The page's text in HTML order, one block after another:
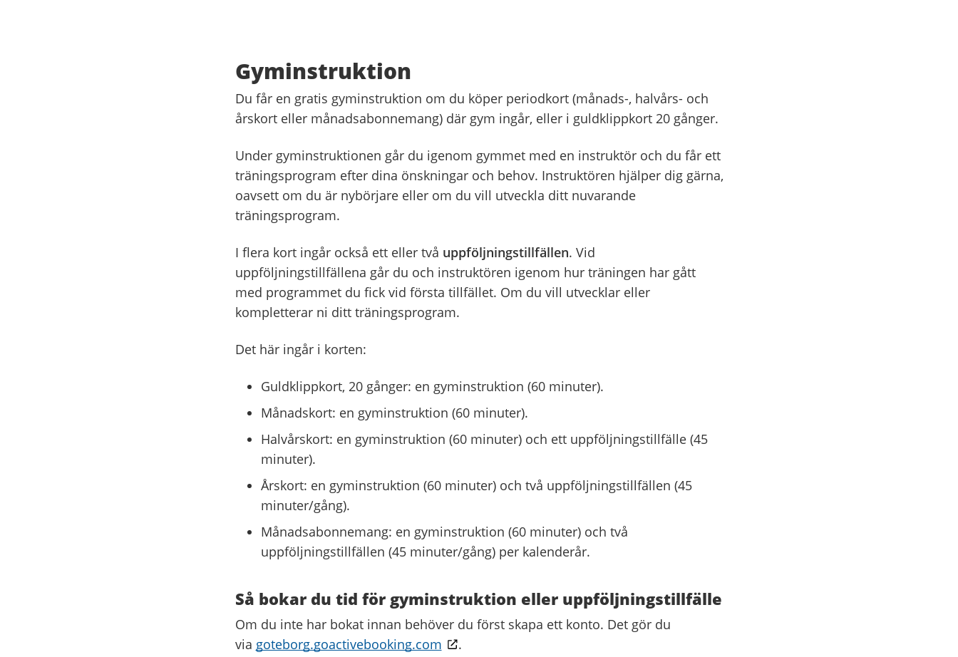
Gyminstruktion
Du får en gratis gyminstruktion om du köper periodkort (månads-, halvårs- och
årskort eller månadsabonnemang) där gym ingår, eller i guldklippkort 20 gånger.
Under gyminstruktionen går du igenom gymmet med en instruktör och du får ett
träningsprogram efter dina önskningar och behov. Instruktören hjälper dig gärna,
oavsett om du är nybörjare eller om du vill utveckla ditt nuvarande
träningsprogram.
I flera kort ingår också ett eller två uppföljningstillfällen. Vid
uppföljningstillfällena går du och instruktören igenom hur träningen har gått
med programmet du fick vid första tillfället. Om du vill utvecklar eller
kompletterar ni ditt träningsprogram.
Det här ingår i korten:
Guldklippkort, 20 gånger: en gyminstruktion (60 minuter).
Månadskort: en gyminstruktion (60 minuter).
Halvårskort: en gyminstruktion (60 minuter) och ett uppföljningstillfälle (45
minuter).
Årskort: en gyminstruktion (60 minuter) och två uppföljningstillfällen (45
minuter/gång).
Månadsabonnemang: en gyminstruktion (60 minuter) och två
uppföljningstillfällen (45 minuter/gång) per kalenderår.
Så bokar du tid för gyminstruktion eller uppföljningstillfälle
Om du inte har bokat innan behöver du först skapa ett konto. Det gör du
via goteborg.goactivebooking.com .